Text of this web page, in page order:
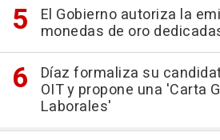
El Gobierno autoriza la
monedas de oro
Díaz formaliza su
OIT y propone una 'Carta
Laborales'